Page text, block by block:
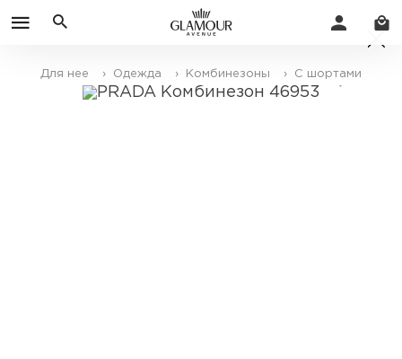
Для нее › Одежда › Комбинезоны › С шортами